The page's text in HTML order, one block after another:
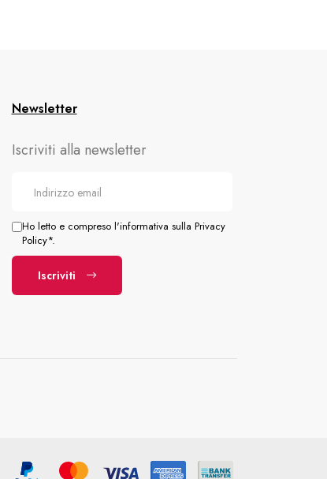
Newsletter
Iscriviti alla newsletter
Ho letto e compreso l'informativa sulla Privacy
Policy*.
Iscriviti